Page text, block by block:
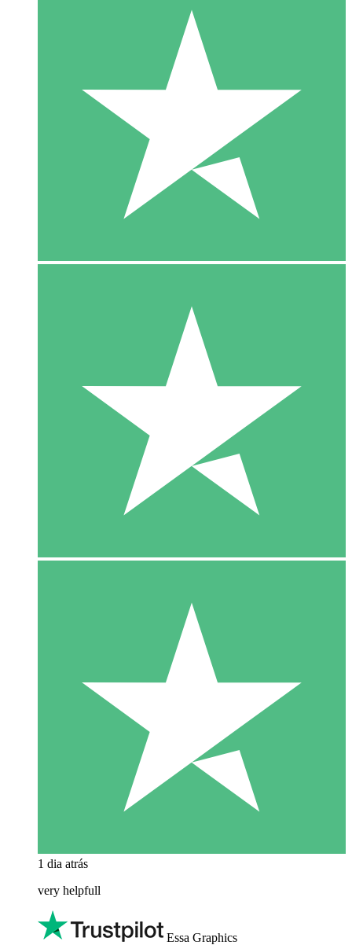
1 dia atrás
very helpfull
Essa Graphics